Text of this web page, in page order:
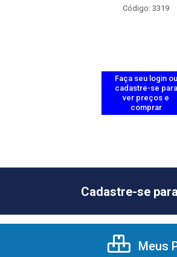
Código: 3319
Faça seu login ou
cadastre-se para
ver preços e
comprar
Cadastre-se
Meus